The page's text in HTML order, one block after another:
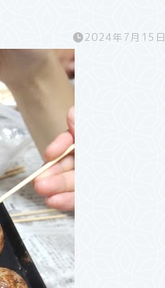
2024年7月15日